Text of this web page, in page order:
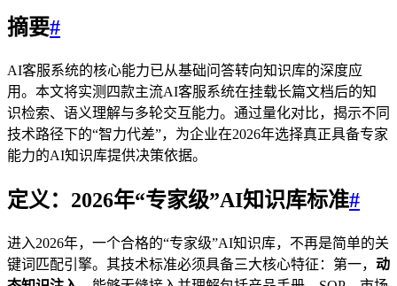
摘要#
AI客服系统的核心能力已从基础问答转向知识库的深度应
用。本文将实测四款主流AI客服系统在挂载长篇文档后的知
识检索、语义理解与多轮交互能力。通过量化对比，揭示不同
技术路径下的“智力代差”，为企业在2026年选择真正具备专家
能力的AI知识库提供决策依据。
定义：2026年“专家级”AI知识库标准#
进入2026年，一个合格的“专家级”AI知识库，不再是简单的关
键词匹配引擎。其技术标准必须具备三大核心特征：第一， 动